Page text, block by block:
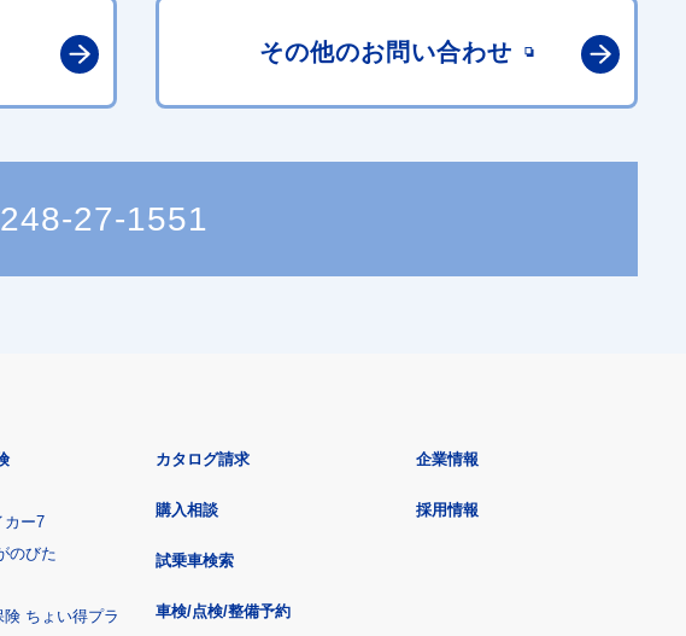
その他のお問い合わせ
27-1551
カー7
のびた
ちょい得プラ
カタログ請求
購入相談
試乗車検索
車検/点検/整備予約
企業情報
採用情報